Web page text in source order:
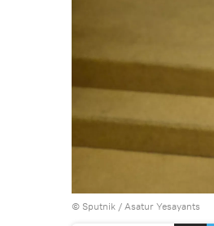
© Sputnik / Asatur Yesayants